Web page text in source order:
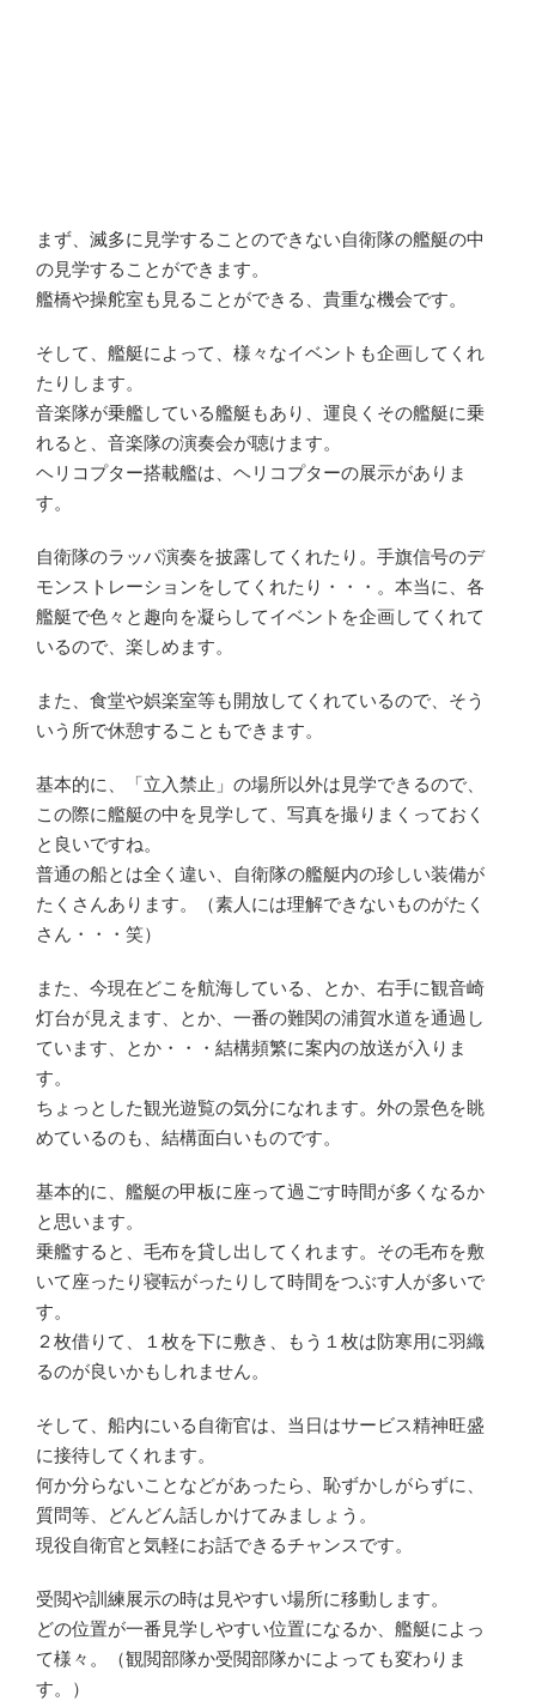
まず、滅多に見学することのできない自衛隊の艦艇の中
の見学することができます。
艦橋や操舵室も見ることができる、貴重な機会です。
そして、艦艇によって、様々なイベントも企画してくれ
たりします。
音楽隊が乗艦している艦艇もあり、運良くその艦艇に乗
れると、音楽隊の演奏会が聴けます。
ヘリコプター搭載艦は、ヘリコプターの展示がありま
す。
自衛隊のラッパ演奏を披露してくれたり。手旗信号のデ
モンストレーションをしてくれたり・・・。本当に、各
艦艇で色々と趣向を凝らしてイベントを企画してくれて
いるので、楽しめます。
また、食堂や娯楽室等も開放してくれているので、そう
いう所で休憩することもできます。
基本的に、「立入禁止」の場所以外は見学できるので、
この際に艦艇の中を見学して、写真を撮りまくっておく
と良いですね。
普通の船とは全く違い、自衛隊の艦艇内の珍しい装備が
たくさんあります。（素人には理解できないものがたく
さん・・・笑）
また、今現在どこを航海している、とか、右手に観音崎
灯台が見えます、とか、一番の難関の浦賀水道を通過し
ています、とか・・・結構頻繁に案内の放送が入りま
す。
ちょっとした観光遊覧の気分になれます。外の景色を眺
めているのも、結構面白いものです。
基本的に、艦艇の甲板に座って過ごす時間が多くなるか
と思います。
乗艦すると、毛布を貸し出してくれます。その毛布を敷
いて座ったり寝転がったりして時間をつぶす人が多いで
す。
２枚借りて、１枚を下に敷き、もう１枚は防寒用に羽織
るのが良いかもしれません。
そして、船内にいる自衛官は、当日はサービス精神旺盛
に接待してくれます。
何か分らないことなどがあったら、恥ずかしがらずに、
質問等、どんどん話しかけてみましょう。
現役自衛官と気軽にお話できるチャンスです。
受閲や訓練展示の時は見やすい場所に移動します。
どの位置が一番見学しやすい位置になるか、艦艇によっ
て様々。（観閲部隊か受閲部隊かによっても変わりま
す。）